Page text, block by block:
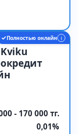
✓Полностью онлайн i
- 170 000 тг.
0,01%